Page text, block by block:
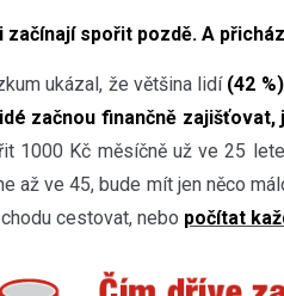
začínají spořit pozdě. A
ukázal, že většina lidí (42
začnou finančně zajišťovat,
1000 Kč měsíčně už ve 25
až ve 45, bude mít jen něco
cestovat, nebo počítat